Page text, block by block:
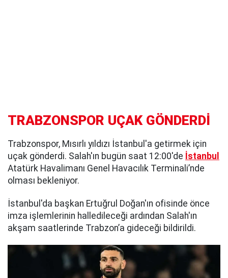
TRABZONSPOR UÇAK GÖNDERDİ
Trabzonspor, Mısırlı yıldızı İstanbul'a getirmek için
uçak gönderdi. Salah'ın bugün saat 12:00'de İstanbul
Atatürk Havalimanı Genel Havacılık Terminali’nde
olması bekleniyor.
İstanbul'da başkan Ertuğrul Doğan'ın ofisinde önce
imza işlemlerinin halledileceği ardından Salah'ın
akşam saatlerinde Trabzon’a gideceği bildirildi.